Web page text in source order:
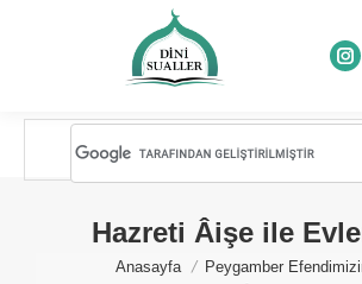
Hazreti Âişe ile
You are here:
Anasayfa
Peygamber